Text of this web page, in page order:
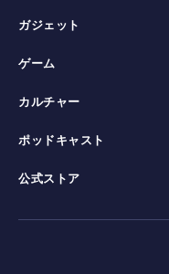
ガジェット
ゲーム
カルチャー
ポッドキャスト
公式ストア